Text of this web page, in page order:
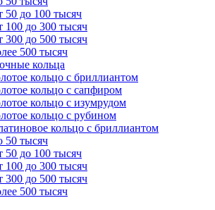
50 до 100 тысяч
100 до 300 тысяч
300 до 500 тысяч
500 тысяч
кольца
кольцо с бриллиантом
кольцо с сапфиром
кольцо с изумрудом
кольцо с рубином
кольцо с бриллиантом
50 тысяч
50 до 100 тысяч
100 до 300 тысяч
300 до 500 тысяч
500 тысяч